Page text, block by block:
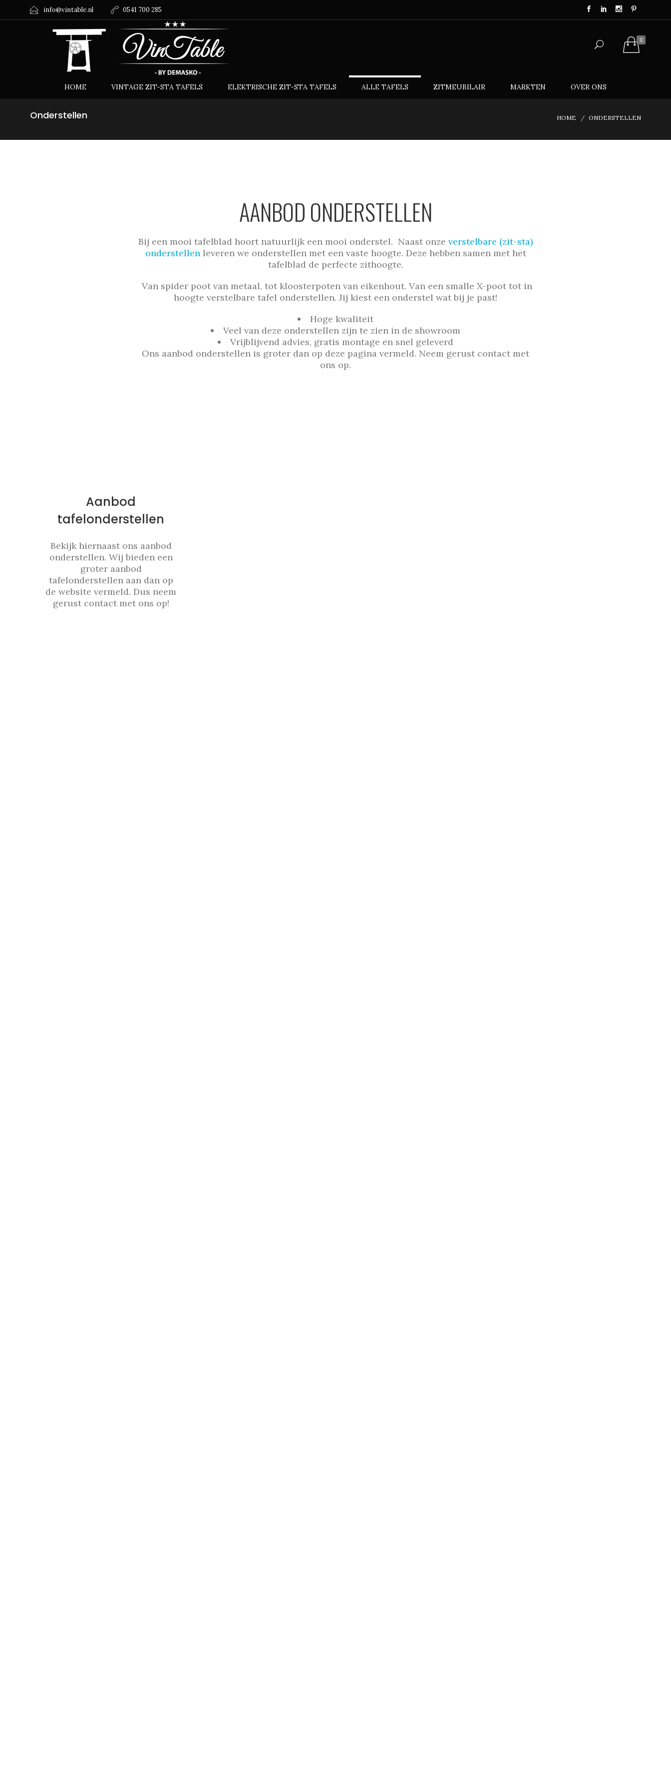
info@vintable.nl 0541 700 285
0
HOME VINTAGE ZIT-STA TAFELS ELEKTRISCHE ZIT-STA TAFELS ALLE TAFELS ZITMEUBILAIR MARKTEN OVER ONS
Onderstellen HOME ONDERSTELLEN
AANBOD ONDERSTELLEN
Bij een mooi tafelblad hoort natuurlijk een mooi onderstel. Naast onze verstelbare (zit-sta)
onderstellenleveren we onderstellen met een vaste hoogte. Deze hebben samen met het
tafelblad de perfecte zithoogte.
Van spider poot van metaal, tot kloosterpoten van eikenhout. Van een smalle X-poot tot in
hoogte verstelbare tafel onderstellen. Jij kiest een onderstel wat bij je past!
Hoge kwaliteit
Veel van deze onderstellen zijn te zien in de showroom
Vrijblijvend advies, gratis montage en snel geleverd
Ons aanbod onderstellen is groter dan op deze pagina vermeld. Neem gerust contact met
ons op.
Aanbod
tafelonderstellen
Bekijk hiernaast ons aanbod
onderstellen. Wij bieden een
groter aanbod
tafelonderstellen aan dan op
de website vermeld. Dus neem
gerust contact met ons op!